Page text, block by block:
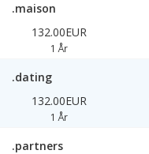
.maison
132.00EUR
1 År
.dating
132.00EUR
1 År
.partners